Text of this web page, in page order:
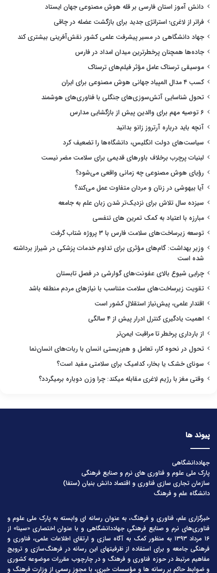
دانش آموز استان فارسی بر قله هوش مصنوعی جهان ایستاد
فراتر از لاغری؛ استراتژی جدید برای بازگشت عضله در چاقی
جهاد دانشگاهی در مسیر پیشرفت علمی کشور نقش‌آفرینی بیشتری کند
جاده‌ها همچنان پرخطرترین میدان امداد در فارس
موسیقی ترسناک عامل مؤثر فیلم‌های ترسناک
کسب ۴ مدال المپیاد جهانی هوش مصنوعی برای ایران
تحول شناسایی آتش‌سوزی‌های جنگلی با فناوری‌های هوشمند
۶ توصیه مهم برای والدین پیش از بازگشایی مدارس
آنچه باید درباره آرتروز زانو بدانید
سیاست‌های دولت انگلیس، دانشگاه‌ها را تضعیف کرد
لبنیات پرچرب برخلاف باورهای قدیمی برای سلامت مضر نیست
رؤیای هوش مصنوعی چه زمانی واقعی می‌شود؟
آیا بیهوشی در زنان و مردان متفاوت عمل می‌کند؟
سیزده سال تلاش برای نزدیک‌تر شدن زبان علم به جامعه
مبارزه با اعتیاد به کمک تمرین های تنفسی
توسعه زیرساخت‌های سلامت فارس با ۳ پروژه شتاب گرفت
وزیر بهداشت: گام‌های مؤثری برای تداوم خدمات پزشکی در شیراز برداشته
شده است
چرایی شیوع بالای عفونت‌های گوارشی در فصل تابستان
تقویت زیرساخت‌های سلامت متناسب با نیازهای مردم منطقه باشد
اقتدار علمی، پیش‌نیاز استقلال کشور است
اهمیت یادگیری کنترل ادرار پیش از ۴ سالگی
از بارداری پرخطر تا مراقبت ایمن‌تر
تحول در نحوه کار، تعامل و هم‌زیستی انسان با ربات‌های انسان‌نما
سونای خشک یا بخار، کدامیک برای سلامتی مفید است؟
وقتی مغز با رژیم لاغری مقابله میکند: چرا وزن دوباره برمیگردد؟
پیوند ها
جهاددانشگاهی
پارک ملی علوم و فناوری های نرم و صنایع فرهنگی
سازمان تجاری سازی فناوری و اقتصاد دانش بنیان (ستفا)
دانشگاه علم و فرهنگ
خبرگزاری علم، فناوری و فرهنگ، به عنوان رسانه ای وابسته به پارک ملی علوم و
فناوری‌های نرم و صنایع فرهنگیِ جهاددانشگاهی و با عنوان اختصاری «سینا» از
۱۶ مرداد ۱۳۹۳ به منظور کمک به آگاه سازی و ارتقای اطلاعات علمی، فناوری و
فرهنگی جامعه و برای استفاده از ظرفیتهای این رسانه در فرهنگ‌سازی و ترویج
مفاهیم مرتبط در حوزه فناوری و فرهنگ و در چارچوب مقررات موضوعه کشوری
و ضوابط حاکم بر رسانه ها و مؤسسات خبری، با مجوز رسمی از وزارت فرهنگ و